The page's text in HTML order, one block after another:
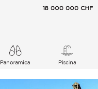
18 000 000 CHF
Panoramica
Piscina